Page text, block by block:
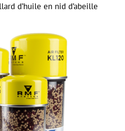
d’huile en nid d’abeille